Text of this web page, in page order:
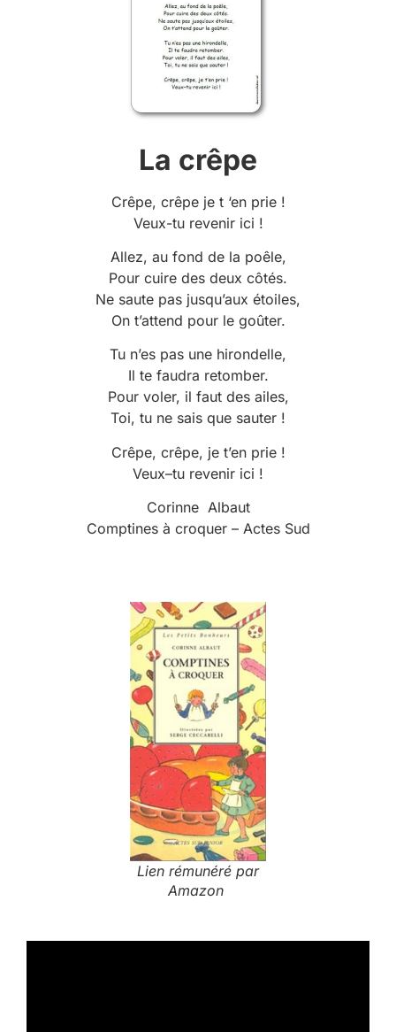
La crêpe
Crêpe, crêpe je t ‘en prie !
Veux-tu revenir ici !
Allez, au fond de la poêle,
Pour cuire des deux côtés.
Ne saute pas jusqu’aux étoiles,
On t’attend pour le goûter.
Tu n’es pas une hirondelle,
Il te faudra retomber.
Pour voler, il faut des ailes,
Toi, tu ne sais que sauter !
Crêpe, crêpe, je t’en prie !
Veux–tu revenir ici !
Corinne Albaut
Comptines à croquer – Actes Sud
Lien rémunéré par
Amazon